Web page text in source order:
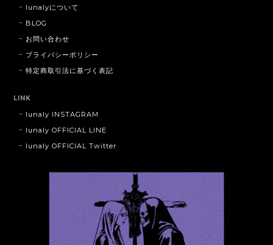
lunalyについて
BLOG
お問い合わせ
プライバシーポリシー
特定商取引法に基づく表記
LINK
lunaly INSTAGRAM
lunaly OFFICIAL LINE
lunaly OFFICIAL Twitter